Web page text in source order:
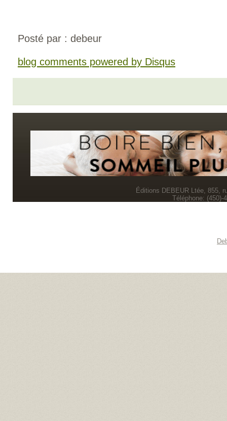
Posté par : debeur
blog comments powered by Disqus
Éditions DEBEUR Ltée, 855,
Téléphone: (450)-